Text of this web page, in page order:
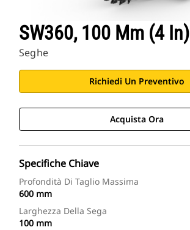
SW360, 100 Mm (4 In)
Seghe
Richiedi Un Preventivo
Acquista Ora
Specifiche Chiave
Profondità Di Taglio Massima
600 mm
Larghezza Della Sega
100 mm